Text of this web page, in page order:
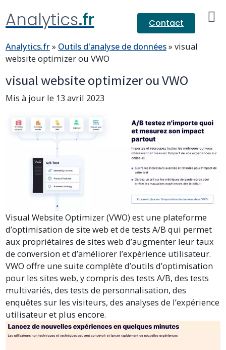
Analytics.fr
Contact
Analytics.fr» Outils d'analyse de données» visual
website optimizer ou VWO
visual website optimizer ou VWO
Mis à jour le 13 avril 2023
Visual Website Optimizer (VWO) est une plateforme
d’optimisation de site web et de tests A/B qui permet
aux propriétaires de sites web d’augmenter leur taux
de conversion et d’améliorer l’expérience utilisateur.
VWO offre une suite complète d’outils d’optimisation
pour les sites web, y compris des tests A/B, des tests
multivariés, des tests de personnalisation, des
enquêtes sur les visiteurs, des analyses de l’expérience
utilisateur et plus encore.